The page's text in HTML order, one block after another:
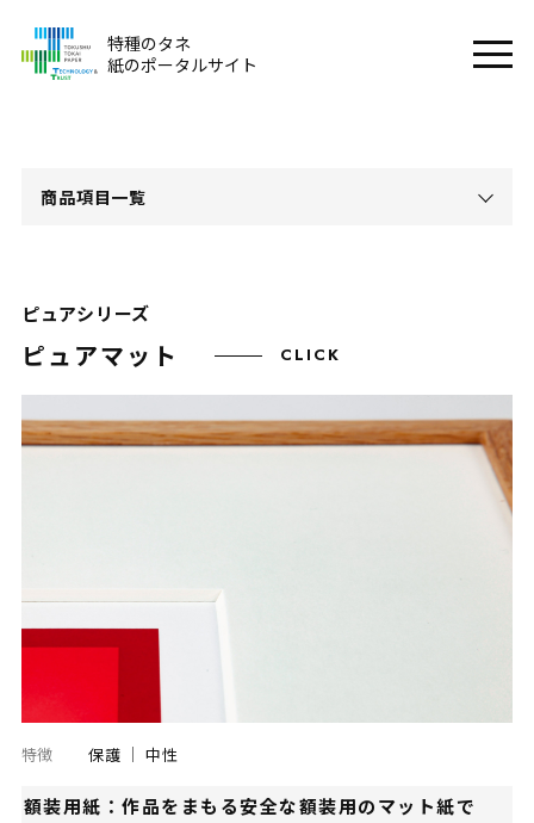
特種のタネ
紙のポータルサイト
商品項目一覧
ピュアシリーズ
ピュアマット CLICK
特徴 保護 中性
額装用紙：作品をまもる安全な額装用のマット紙で